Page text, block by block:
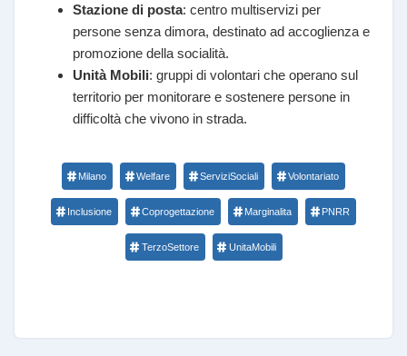
Stazione di posta: centro multiservizi per
persone senza dimora, destinato ad accoglienza e
promozione della socialità.
Unità Mobili: gruppi di volontari che operano sul
territorio per monitorare e sostenere persone in
difficoltà che vivono in strada.
Milano Welfare ServiziSociali Volontariato
Inclusione Coprogettazione Marginalita PNRR
TerzoSettore UnitaMobili